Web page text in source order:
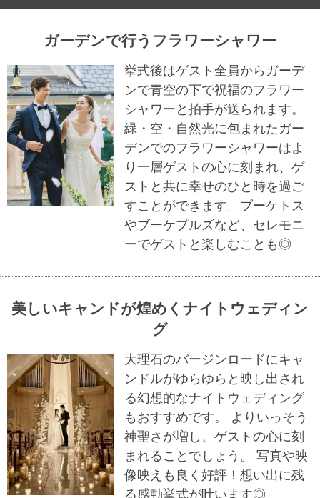
ガーデンで行うフラワーシャワー
挙式後はゲスト全員からガーデ
ンで青空の下で祝福のフラワー
シャワーと拍手が送られます。
緑・空・自然光に包まれたガー
デンでのフラワーシャワーはよ
り一層ゲストの心に刻まれ、ゲ
ストと共に幸せのひと時を過ご
すことができます。ブーケトス
やブーケプルズなど、セレモニ
ーでゲストと楽しむことも◎
美しいキャンドが煌めくナイトウェディン
グ
大理石のバージンロードにキャ
ンドルがゆらゆらと映し出され
る幻想的なナイトウェディング
もおすすめです。 よりいっそう
神聖さが増し、ゲストの心に刻
まれることでしょう。 写真や映
像映えも良く好評！想い出に残
る感動挙式が叶います◎